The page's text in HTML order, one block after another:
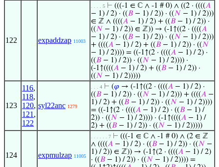
122 expaddzap 11003
. . . . 5 ⊢ (((-1 ∈ ℂ ∧ -1 # 0) ∧ ((2 · ((((𝐴
− 1) / 2) · ((𝐵 − 1) / 2)) · ((𝑁 − 1) / 2)))
∈ ℤ ∧ ((((𝐴 − 1) / 2) + ((𝐵 − 1) / 2)) ·
((𝑁 − 1) / 2)) ∈ ℤ)) → (-1↑((2 · ((((𝐴
− 1) / 2) · ((𝐵 − 1) / 2)) · ((𝑁 − 1) / 2)))
+ ((((𝐴 − 1) / 2) + ((𝐵 − 1) / 2)) · ((𝑁
− 1) / 2)))) = ((-1↑(2 · ((((𝐴 − 1) / 2) ·
((𝐵 − 1) / 2)) · ((𝑁 − 1) / 2)))) ·
(-1↑((((𝐴 − 1) / 2) + ((𝐵 − 1) / 2)) ·
((𝑁 − 1) / 2)))))
123
116,
118,
120,
121 ,
122
syl22anc 1279
. . . 4 ⊢ (𝜑 → (-1↑((2 · ((((𝐴 − 1) / 2) ·
((𝐵 − 1) / 2)) · ((𝑁 − 1) / 2))) + ((((𝐴 −
1) / 2) + ((𝐵 − 1) / 2)) · ((𝑁 − 1) / 2))))
= ((-1↑(2 · ((((𝐴 − 1) / 2) · ((𝐵 − 1) /
2)) · ((𝑁 − 1) / 2)))) · (-1↑((((𝐴 − 1) /
2) + ((𝐵 − 1) / 2)) · ((𝑁 − 1) / 2)))))
124 expmulzap 11005
. . . . . . 7 ⊢ (((-1 ∈ ℂ ∧ -1 # 0) ∧ (2 ∈ ℤ
∧ ((((𝐴 − 1) / 2) · ((𝐵 − 1) / 2)) · ((𝑁 −
1) / 2)) ∈ ℤ)) → (-1↑(2 · ((((𝐴 − 1) / 2)
· ((𝐵 − 1) / 2)) · ((𝑁 − 1) / 2)))) =